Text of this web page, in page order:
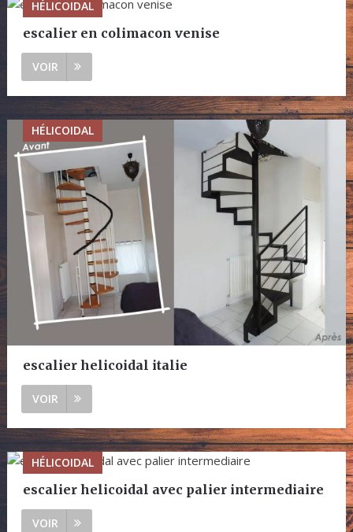
HÉLICOIDAL
escalier en colimacon venise
VOIR
HÉLICOIDAL
escalier helicoidal italie
VOIR
HÉLICOIDAL
escalier helicoidal avec palier intermediaire
VOIR